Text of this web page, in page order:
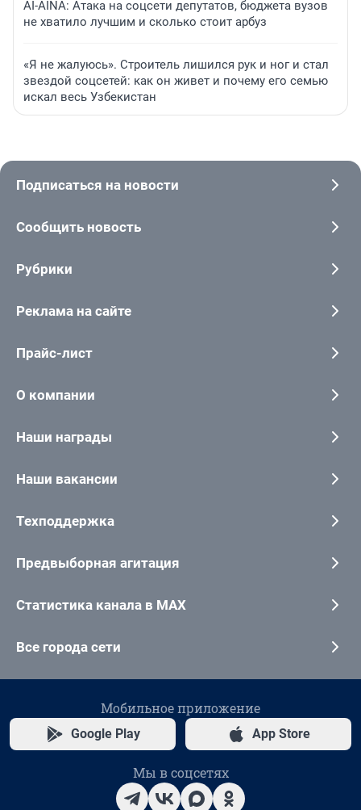
AI-AINA: Атака на соцсети депутатов, бюджета вузов
не хватило лучшим и сколько стоит арбуз
«Я не жалуюсь». Строитель лишился рук и ног и стал
звездой соцсетей: как он живет и почему его семью
искал весь Узбекистан
Подписаться на новости
Сообщить новость
Рубрики
Реклама на сайте
Прайс-лист
О компании
Наши награды
Наши вакансии
Техподдержка
Предвыборная агитация
Статистика канала в MAX
Все города сети
Мобильное приложение
Google Play App Store
Мы в соцсетях